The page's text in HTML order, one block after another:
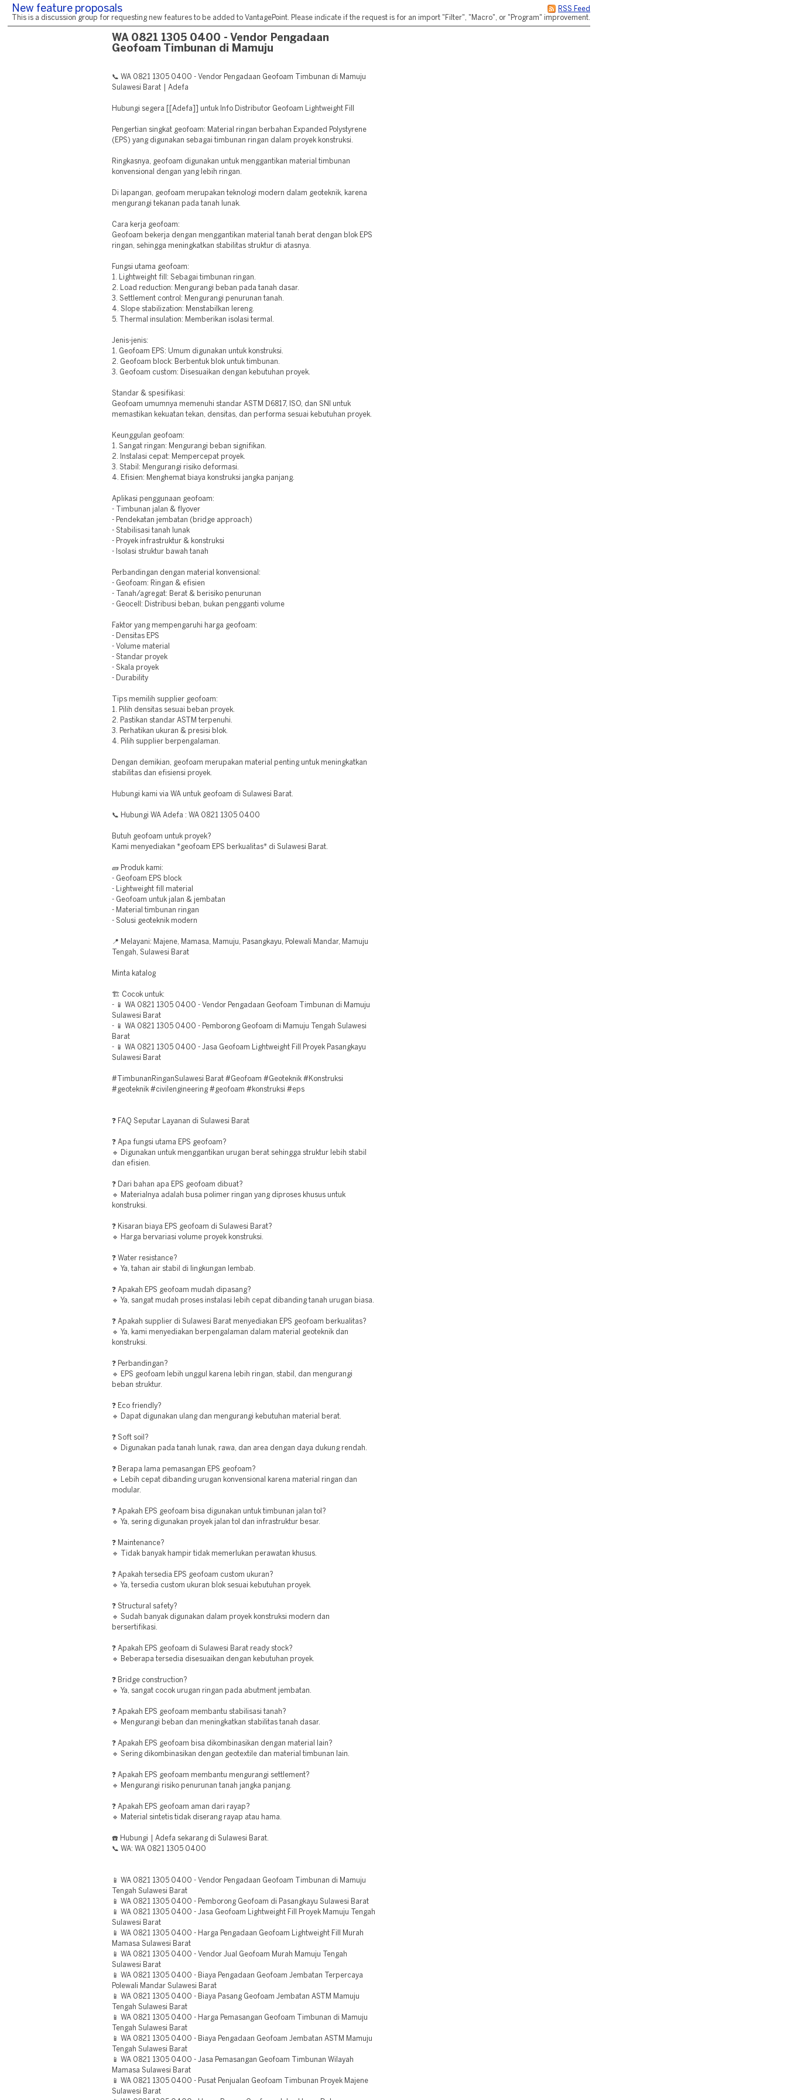
RSS Feed
New feature proposals
This is a discussion group for requesting new features to be added to VantagePoint. Please indicate if the request is for an import "Filter", "Macro", or "Program" improvement.
WA 0821 1305 0400 - Vendor Pengadaan
Geofoam Timbunan di Mamuju
📞 WA 0821 1305 0400 - Vendor Pengadaan Geofoam Timbunan di Mamuju
Sulawesi Barat | Adefa
Hubungi segera [[Adefa]] untuk Info Distributor Geofoam Lightweight Fill
Pengertian singkat geofoam: Material ringan berbahan Expanded Polystyrene
(EPS) yang digunakan sebagai timbunan ringan dalam proyek konstruksi.
Ringkasnya, geofoam digunakan untuk menggantikan material timbunan
konvensional dengan yang lebih ringan.
Di lapangan, geofoam merupakan teknologi modern dalam geoteknik, karena
mengurangi tekanan pada tanah lunak.
Cara kerja geofoam:
Geofoam bekerja dengan menggantikan material tanah berat dengan blok EPS
ringan, sehingga meningkatkan stabilitas struktur di atasnya.
Fungsi utama geofoam:
1. Lightweight fill: Sebagai timbunan ringan.
2. Load reduction: Mengurangi beban pada tanah dasar.
3. Settlement control: Mengurangi penurunan tanah.
4. Slope stabilization: Menstabilkan lereng.
5. Thermal insulation: Memberikan isolasi termal.
Jenis-jenis:
1. Geofoam EPS: Umum digunakan untuk konstruksi.
2. Geofoam block: Berbentuk blok untuk timbunan.
3. Geofoam custom: Disesuaikan dengan kebutuhan proyek.
Standar & spesifikasi:
Geofoam umumnya memenuhi standar ASTM D6817, ISO, dan SNI untuk
memastikan kekuatan tekan, densitas, dan performa sesuai kebutuhan proyek.
Keunggulan geofoam:
1. Sangat ringan: Mengurangi beban signifikan.
2. Instalasi cepat: Mempercepat proyek.
3. Stabil: Mengurangi risiko deformasi.
4. Efisien: Menghemat biaya konstruksi jangka panjang.
Aplikasi penggunaan geofoam:
- Timbunan jalan & flyover
- Pendekatan jembatan (bridge approach)
- Stabilisasi tanah lunak
- Proyek infrastruktur & konstruksi
- Isolasi struktur bawah tanah
Perbandingan dengan material konvensional:
- Geofoam: Ringan & efisien
- Tanah/agregat: Berat & berisiko penurunan
- Geocell: Distribusi beban, bukan pengganti volume
Faktor yang mempengaruhi harga geofoam:
- Densitas EPS
- Volume material
- Standar proyek
- Skala proyek
- Durability
Tips memilih supplier geofoam:
1. Pilih densitas sesuai beban proyek.
2. Pastikan standar ASTM terpenuhi.
3. Perhatikan ukuran & presisi blok.
4. Pilih supplier berpengalaman.
Dengan demikian, geofoam merupakan material penting untuk meningkatkan
stabilitas dan efisiensi proyek.
Hubungi kami via WA untuk geofoam di Sulawesi Barat.
📞 Hubungi WA Adefa : WA 0821 1305 0400
Butuh geofoam untuk proyek?
Kami menyediakan *geofoam EPS berkualitas* di Sulawesi Barat.
🧱 Produk kami:
- Geofoam EPS block
- Lightweight fill material
- Geofoam untuk jalan & jembatan
- Material timbunan ringan
- Solusi geoteknik modern
📍 Melayani: Majene, Mamasa, Mamuju, Pasangkayu, Polewali Mandar, Mamuju
Tengah, Sulawesi Barat
Minta katalog
🏗️ Cocok untuk:
- 📱 WA 0821 1305 0400 - Vendor Pengadaan Geofoam Timbunan di Mamuju
Sulawesi Barat
- 📱 WA 0821 1305 0400 - Pemborong Geofoam di Mamuju Tengah Sulawesi
Barat
- 📱 WA 0821 1305 0400 - Jasa Geofoam Lightweight Fill Proyek Pasangkayu
Sulawesi Barat
#TimbunanRinganSulawesi Barat #Geofoam #Geoteknik #Konstruksi
#geoteknik #civilengineering #geofoam #konstruksi #eps
❓ FAQ Seputar Layanan di Sulawesi Barat
❓ Apa fungsi utama EPS geofoam?
🔹 Digunakan untuk menggantikan urugan berat sehingga struktur lebih stabil
dan efisien.
❓ Dari bahan apa EPS geofoam dibuat?
🔹 Materialnya adalah busa polimer ringan yang diproses khusus untuk
konstruksi.
❓ Kisaran biaya EPS geofoam di Sulawesi Barat?
🔹 Harga bervariasi volume proyek konstruksi.
❓ Water resistance?
🔹 Ya, tahan air stabil di lingkungan lembab.
❓ Apakah EPS geofoam mudah dipasang?
🔹 Ya, sangat mudah proses instalasi lebih cepat dibanding tanah urugan biasa.
❓ Apakah supplier di Sulawesi Barat menyediakan EPS geofoam berkualitas?
🔹 Ya, kami menyediakan berpengalaman dalam material geoteknik dan
konstruksi.
❓ Perbandingan?
🔹 EPS geofoam lebih unggul karena lebih ringan, stabil, dan mengurangi
beban struktur.
❓ Eco friendly?
🔹 Dapat digunakan ulang dan mengurangi kebutuhan material berat.
❓ Soft soil?
🔹 Digunakan pada tanah lunak, rawa, dan area dengan daya dukung rendah.
❓ Berapa lama pemasangan EPS geofoam?
🔹 Lebih cepat dibanding urugan konvensional karena material ringan dan
modular.
❓ Apakah EPS geofoam bisa digunakan untuk timbunan jalan tol?
🔹 Ya, sering digunakan proyek jalan tol dan infrastruktur besar.
❓ Maintenance?
🔹 Tidak banyak hampir tidak memerlukan perawatan khusus.
❓ Apakah tersedia EPS geofoam custom ukuran?
🔹 Ya, tersedia custom ukuran blok sesuai kebutuhan proyek.
❓ Structural safety?
🔹 Sudah banyak digunakan dalam proyek konstruksi modern dan
bersertifikasi.
❓ Apakah EPS geofoam di Sulawesi Barat ready stock?
🔹 Beberapa tersedia disesuaikan dengan kebutuhan proyek.
❓ Bridge construction?
🔹 Ya, sangat cocok urugan ringan pada abutment jembatan.
❓ Apakah EPS geofoam membantu stabilisasi tanah?
🔹 Mengurangi beban dan meningkatkan stabilitas tanah dasar.
❓ Apakah EPS geofoam bisa dikombinasikan dengan material lain?
🔹 Sering dikombinasikan dengan geotextile dan material timbunan lain.
❓ Apakah EPS geofoam membantu mengurangi settlement?
🔹 Mengurangi risiko penurunan tanah jangka panjang.
❓ Apakah EPS geofoam aman dari rayap?
🔹 Material sintetis tidak diserang rayap atau hama.
☎️ Hubungi | Adefa sekarang di Sulawesi Barat.
📞 WA: WA 0821 1305 0400
📱 WA 0821 1305 0400 - Vendor Pengadaan Geofoam Timbunan di Mamuju
Tengah Sulawesi Barat
📱 WA 0821 1305 0400 - Pemborong Geofoam di Pasangkayu Sulawesi Barat
📱 WA 0821 1305 0400 - Jasa Geofoam Lightweight Fill Proyek Mamuju Tengah
Sulawesi Barat
📱 WA 0821 1305 0400 - Harga Pengadaan Geofoam Lightweight Fill Murah
Mamasa Sulawesi Barat
📱 WA 0821 1305 0400 - Vendor Jual Geofoam Murah Mamuju Tengah
Sulawesi Barat
📱 WA 0821 1305 0400 - Biaya Pengadaan Geofoam Jembatan Terpercaya
Polewali Mandar Sulawesi Barat
📱 WA 0821 1305 0400 - Biaya Pasang Geofoam Jembatan ASTM Mamuju
Tengah Sulawesi Barat
📱 WA 0821 1305 0400 - Harga Pemasangan Geofoam Timbunan di Mamuju
Tengah Sulawesi Barat
📱 WA 0821 1305 0400 - Biaya Pengadaan Geofoam Jembatan ASTM Mamuju
Tengah Sulawesi Barat
📱 WA 0821 1305 0400 - Jasa Pemasangan Geofoam Timbunan Wilayah
Mamasa Sulawesi Barat
📱 WA 0821 1305 0400 - Pusat Penjualan Geofoam Timbunan Proyek Majene
Sulawesi Barat